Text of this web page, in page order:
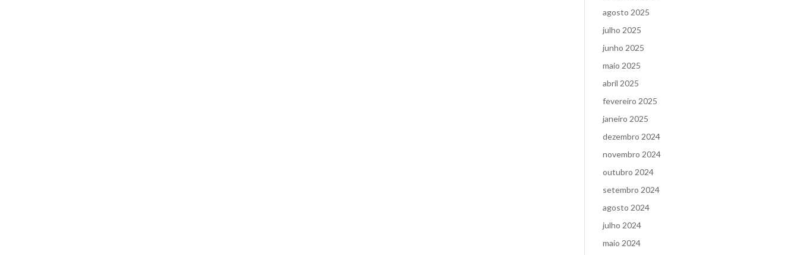
agosto 2025
julho 2025
junho 2025
maio 2025
abril 2025
fevereiro 2025
janeiro 2025
dezembro 2024
novembro 2024
outubro 2024
setembro 2024
agosto 2024
julho 2024
maio 2024